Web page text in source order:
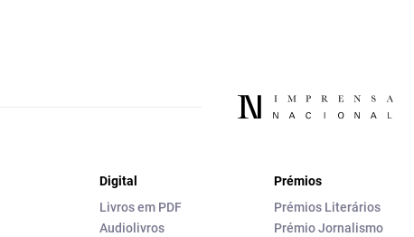
Digital
Livros em PDF
Audiolivros
Prémios
Prémios Literários
Prémio Jornalismo